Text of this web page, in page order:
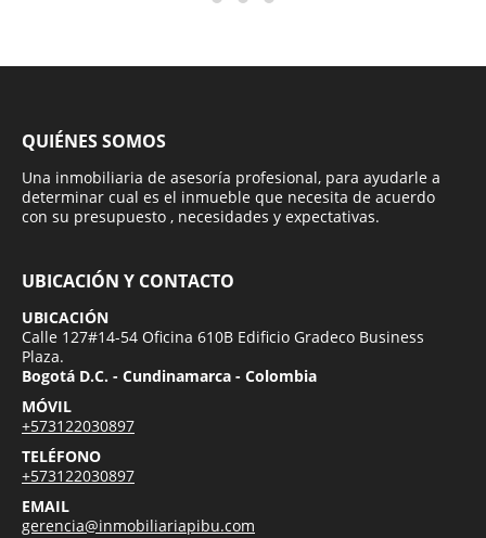
QUIÉNES SOMOS
Una inmobiliaria de asesoría profesional, para ayudarle a
determinar cual es el inmueble que necesita de acuerdo
con su presupuesto , necesidades y expectativas.
UBICACIÓN Y CONTACTO
UBICACIÓN
Calle 127#14-54 Oficina 610B Edificio Gradeco Business
Plaza.
Bogotá D.C. - Cundinamarca - Colombia
MÓVIL
+573122030897
TELÉFONO
+573122030897
EMAIL
gerencia@inmobiliariapibu.com